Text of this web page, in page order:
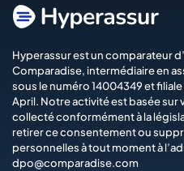
Hyperassur est un comparateur
Comparadise, intermédiaire en
sous le numéro 14004349 et
April. Notre activité est basée
collecté conformément à la
retirer ce consentement ou
personnelles à tout moment à
dpo@comparadise.com